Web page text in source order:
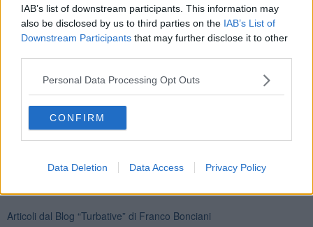
IAB’s list of downstream participants. This information may
also be disclosed by us to third parties on the IAB’s List of
Downstream Participants that may further disclose it to other
Personal Data Processing Opt Outs
CONFIRM
Data Deletion Data Access Privacy Policy
Franco Bonciani
© Riproduzione riservata
Se vuoi leggere le notizie principali della Toscana iscriviti alla
Newsletter QUInews - ToscanaMedia.
alle 20:00 direttamente nella tua casella di posta.
Basta cliccare QUI
Articoli dal Blog “Turbative” di Franco Bonciani